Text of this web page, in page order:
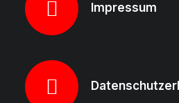
Impressum